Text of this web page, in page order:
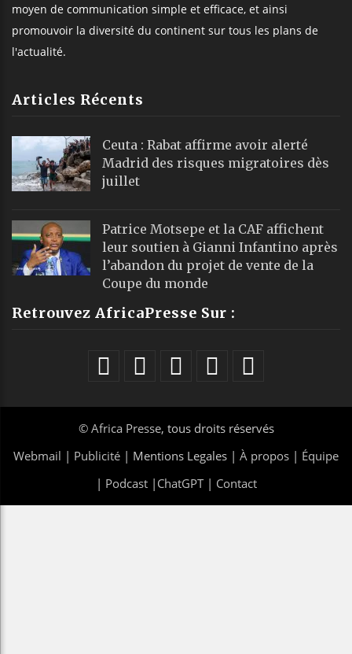
moyen de communication simple et efficace, et ainsi
promouvoir la diversité du continent sur tous les plans de
l'actualité.
Articles Récents
Ceuta : Rabat affirme avoir alerté
Madrid des risques migratoires dès
juillet
Patrice Motsepe et la CAF affichent
leur soutien à Gianni Infantino après
l’abandon du projet de vente de la
Coupe du monde
Retrouvez AfricaPresse Sur :
© Africa Presse, tous droits réservés
Webmail | Publicité | Mentions Legales | À propos | Équipe
| Podcast| ChatGPT| Contact